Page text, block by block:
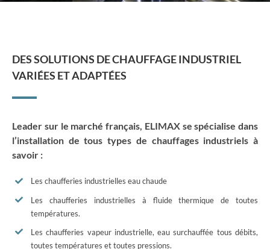
DES SOLUTIONS DE CHAUFFAGE INDUSTRIEL
VARIÉES ET ADAPTÉES
Leader sur le marché français, ELIMAX se spécialise dans
l’installation de tous types de chauffages industriels à
savoir :
Les chaufferies industrielles eau chaude
Les chaufferies industrielles à fluide thermique de toutes
températures.
Les chaufferies vapeur industrielle, eau surchauffée tous débits,
toutes températures et toutes pressions.